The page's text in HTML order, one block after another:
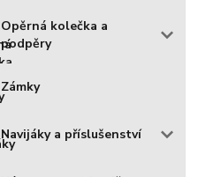
Opěrná kolečka a
podpěry
Zámky
Navijáky a příslušenství